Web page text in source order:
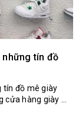
những tín đồ
tín đồ mê giày
hàng giày ...